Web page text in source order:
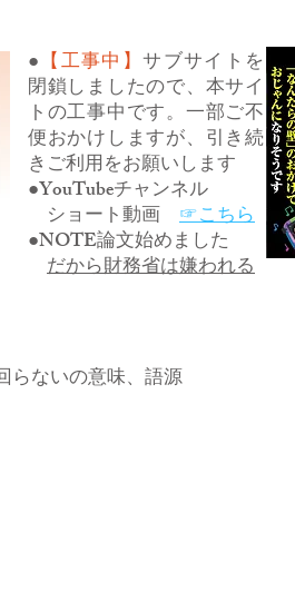
● 【工事中】サブサイトを
閉鎖しましたので、本サイ
トの工事中です。一部ご不
便おかけしますが、引き続
きご利用をお願いします
●YouTubeチャンネル
ショート動画 ☞こちら
●NOTE論文始めました
だから財務省は嫌われる
らないの意味、語源